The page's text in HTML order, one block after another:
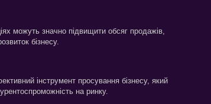
можуть значно підвищити обсяг продажів,
бізнесу.
інструмент просування бізнесу, який
на ринку.